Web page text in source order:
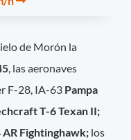
de Morón la
, las aeronaves
F-28, IA-63 Pampa
T-6 Texan II;
AR Fightinghawk; los